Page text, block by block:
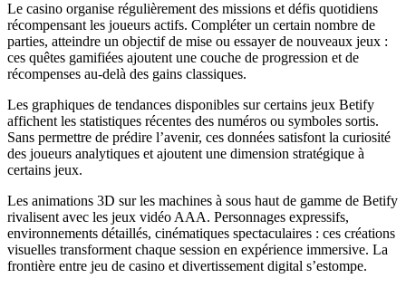
Le casino organise régulièrement des missions et défis quotidiens
récompensant les joueurs actifs. Compléter un certain nombre de
parties, atteindre un objectif de mise ou essayer de nouveaux jeux :
ces quêtes gamifiées ajoutent une couche de progression et de
récompenses au-delà des gains classiques.
Les graphiques de tendances disponibles sur certains jeux Betify
affichent les statistiques récentes des numéros ou symboles sortis.
Sans permettre de prédire l’avenir, ces données satisfont la curiosité
des joueurs analytiques et ajoutent une dimension stratégique à
certains jeux.
Les animations 3D sur les machines à sous haut de gamme de Betify
rivalisent avec les jeux vidéo AAA. Personnages expressifs,
environnements détaillés, cinématiques spectaculaires : ces créations
visuelles transforment chaque session en expérience immersive. La
frontière entre jeu de casino et divertissement digital s’estompe.